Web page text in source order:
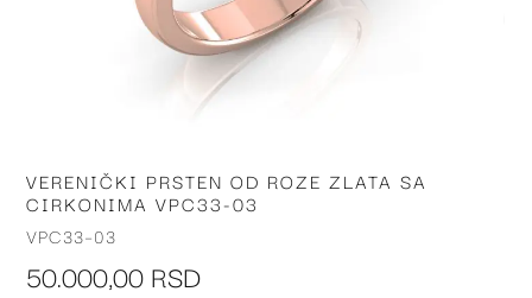
Skip
to
the
of
VERENIČKI PRSTEN OD ROZE ZLATA SA
CIRKONIMA VPC33-03
VPC33-03
50.000,00 RSD